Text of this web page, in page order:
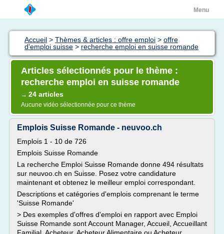
Menu
Accueil > Thèmes & articles : offre emploi > offre
d'emploi suisse > recherche emploi en suisse romande
Articles sélectionnés pour le thème :
recherche emploi en suisse romande
→ 24 articles
Aucune vidéo sélectionnée pour ce thème
Emplois Suisse Romande - neuvoo.ch
Emplois 1 - 10 de 726
Emplois Suisse Romande
La recherche Emploi Suisse Romande donne 494 résultats
sur neuvoo.ch en Suisse. Posez votre candidature
maintenant et obtenez le meilleur emploi correspondant.
Descriptions et catégories d'emplois comprenant le terme
'Suisse Romande'
> Des exemples d'offres d'emploi en rapport avec Emploi
Suisse Romande sont Account Manager, Accueil, Accueillant